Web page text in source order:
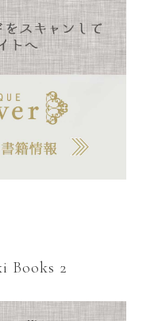
Books 2